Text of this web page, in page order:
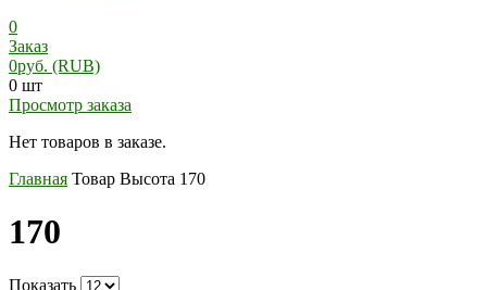
0
Заказ
0руб. (RUB)
0 шт
Просмотр заказа
Нет товаров в заказе.
Главная Товар Высота 170
170
Показать